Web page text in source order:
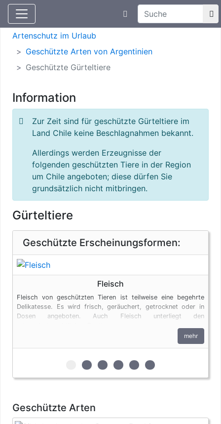
Aktuelle Meldungen
Suchtexteingabe
Artenschutz
Artenschutz im Urlaub
Geschützte Arten von Argentinien
Geschützte Gürteltiere
Information
Zur Zeit sind für geschützte Gürteltiere im
Land Chile keine Beschlagnahmen bekannt.
Allerdings werden Erzeugnisse der
folgenden geschützten Tiere in der Region
um Chile angeboten; diese dürfen Sie
grundsätzlich nicht mitbringen.
Gürteltiere
Geschützte Erscheinungsformen:
Fleisch
Fleisch von geschützten Tieren ist teilweise eine begehrte
Delikatesse. Es wird frisch, geräuchert, getrocknet oder in
Dosen angeboten. Auch Fleisch unterliegt den
mehr
zur 1. geschützten Erscheinungsform
zur 2. geschützten
zur 3. geschützten
zur 4. geschützten
zur 5. geschützten
zur 6. geschützten
Geschützte Arten